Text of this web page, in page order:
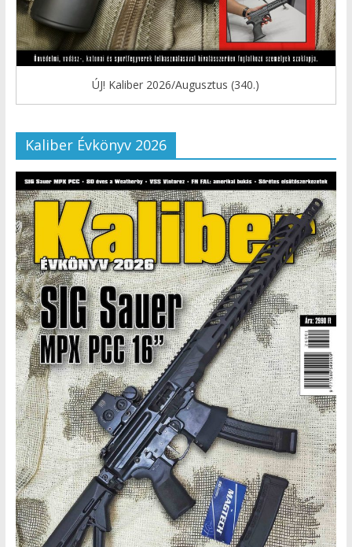
ÚJ! Kaliber 2026/Augusztus (340.)
Kaliber Évkönyv 2026